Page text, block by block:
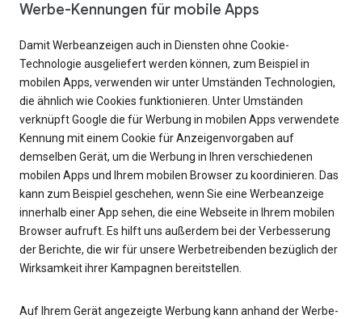
Werbe-Kennungen für mobile Apps
Damit Werbeanzeigen auch in Diensten ohne Cookie-
Technologie ausgeliefert werden können, zum Beispiel in
mobilen Apps, verwenden wir unter Umständen Technologien,
die ähnlich wie Cookies funktionieren. Unter Umständen
verknüpft Google die für Werbung in mobilen Apps verwendete
Kennung mit einem Cookie für Anzeigenvorgaben auf
demselben Gerät, um die Werbung in Ihren verschiedenen
mobilen Apps und Ihrem mobilen Browser zu koordinieren. Das
kann zum Beispiel geschehen, wenn Sie eine Werbeanzeige
innerhalb einer App sehen, die eine Webseite in Ihrem mobilen
Browser aufruft. Es hilft uns außerdem bei der Verbesserung
der Berichte, die wir für unsere Werbetreibenden bezüglich der
Wirksamkeit ihrer Kampagnen bereitstellen.
Auf Ihrem Gerät angezeigte Werbung kann anhand der Werbe-